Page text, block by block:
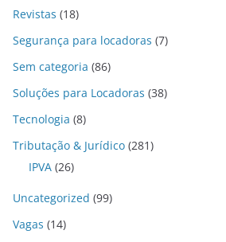
Revistas (18)
Segurança para locadoras (7)
Sem categoria (86)
Soluções para Locadoras (38)
Tecnologia (8)
Tributação & Jurídico (281)
IPVA (26)
Uncategorized (99)
Vagas (14)